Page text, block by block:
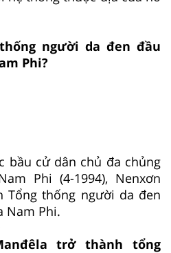
người da đen đầu
Phi?
bầu cử dân chủ đa chủng
Phi (4-1994), Nenxơn
Tổng thống người da đen
Nam Phi.
trở thành tổng